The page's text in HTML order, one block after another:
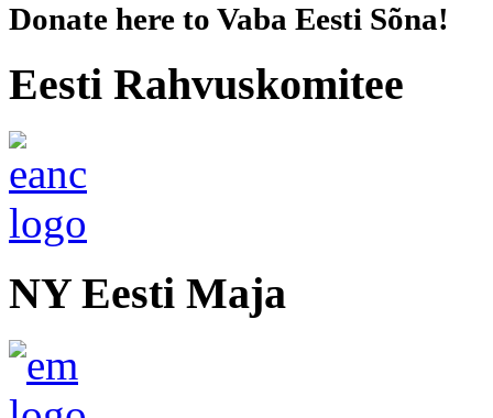
Donate here to Vaba Eesti Sõna!
Eesti Rahvuskomitee
NY Eesti Maja